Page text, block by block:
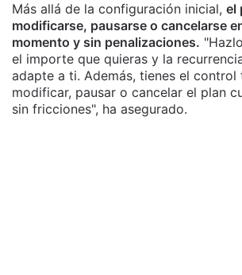
Más allá de la configuración inicial, el
modificarse, pausarse o cancelarse
momento y sin penalizaciones.
el importe que quieras y la
adapte a ti. Además, tienes el control
modificar, pausar o cancelar el plan
sin fricciones", ha asegurado.